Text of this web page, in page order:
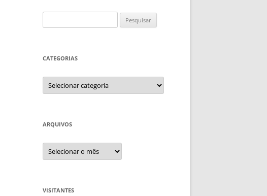
por:
CATEGORIAS
Categorias
ARQUIVOS
Arquivos
VISITANTES